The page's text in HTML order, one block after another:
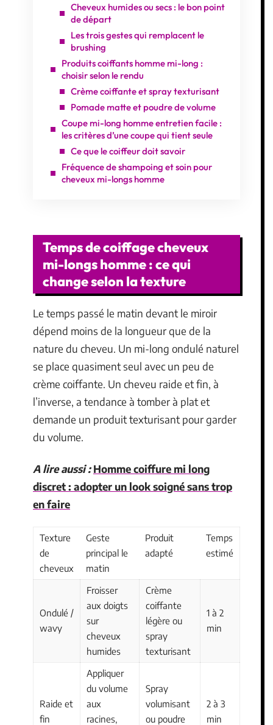
Cheveux humides ou secs : le bon point
de départ
Les trois gestes qui remplacent le
brushing
Produits coiffants homme mi-long :
choisir selon le rendu
Crème coiffante et spray texturisant
Pomade matte et poudre de volume
Coupe mi-long homme entretien facile :
les critères d’une coupe qui tient seule
Ce que le coiffeur doit savoir
Fréquence de shampoing et soin pour
cheveux mi-longs homme
Temps de coiffage cheveux
mi-longs homme : ce qui
change selon la texture
Le temps passé le matin devant le miroir
dépend moins de la longueur que de la
nature du cheveu. Un mi-long ondulé naturel
se place quasiment seul avec un peu de
crème coiffante. Un cheveu raide et fin, à
l’inverse, a tendance à tomber à plat et
demande un produit texturisant pour garder
du volume.
A lire aussi : Homme coiffure mi long
discret : adopter un look soigné sans trop
en faire
Texture
de
cheveux
Geste
principal le
matin
Produit
adapté
Temps
estimé
Ondulé /
wavy
Froisser
aux doigts
sur
cheveux
humides
Crème
coiffante
légère ou
spray
texturisant
1 à 2
min
Raide et
fin
Appliquer
du volume
aux
racines,
Spray
volumisant
ou poudre
2 à 3
min